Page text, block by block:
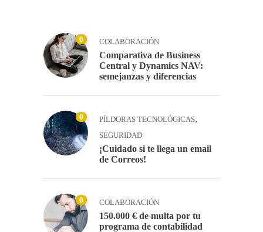
0 COLABORACIÓN
Comparativa de Business
Central y Dynamics NAV:
semejanzas y diferencias
0 PÍLDORAS TECNOLÓGICAS,
SEGURIDAD
¡Cuidado si te llega un email
de Correos!
0 COLABORACIÓN
150.000 € de multa por tu
programa de contabilidad